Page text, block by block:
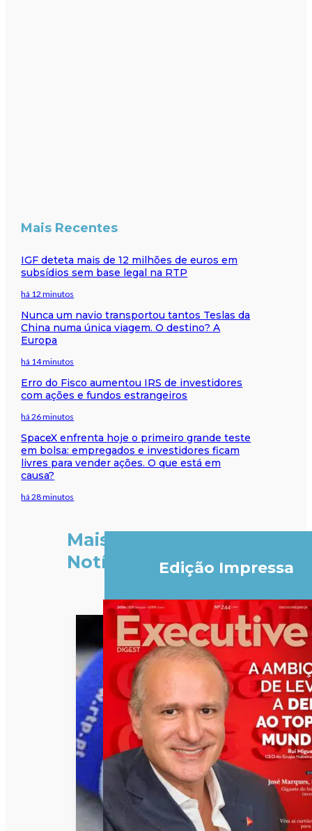
Mais Recentes
IGF deteta mais de 12 milhões de euros em
subsídios sem base legal na RTP
há 12 minutos
Nunca um navio transportou tantos Teslas da
China numa única viagem. O destino? A
Europa
há 14 minutos
Erro do Fisco aumentou IRS de investidores
com ações e fundos estrangeiros
há 26 minutos
SpaceX enfrenta hoje o primeiro grande teste
em bolsa: empregados e investidores ficam
livres para vender ações. O que está em
causa?
há 28 minutos
Mais
Notícias
Edição Impressa